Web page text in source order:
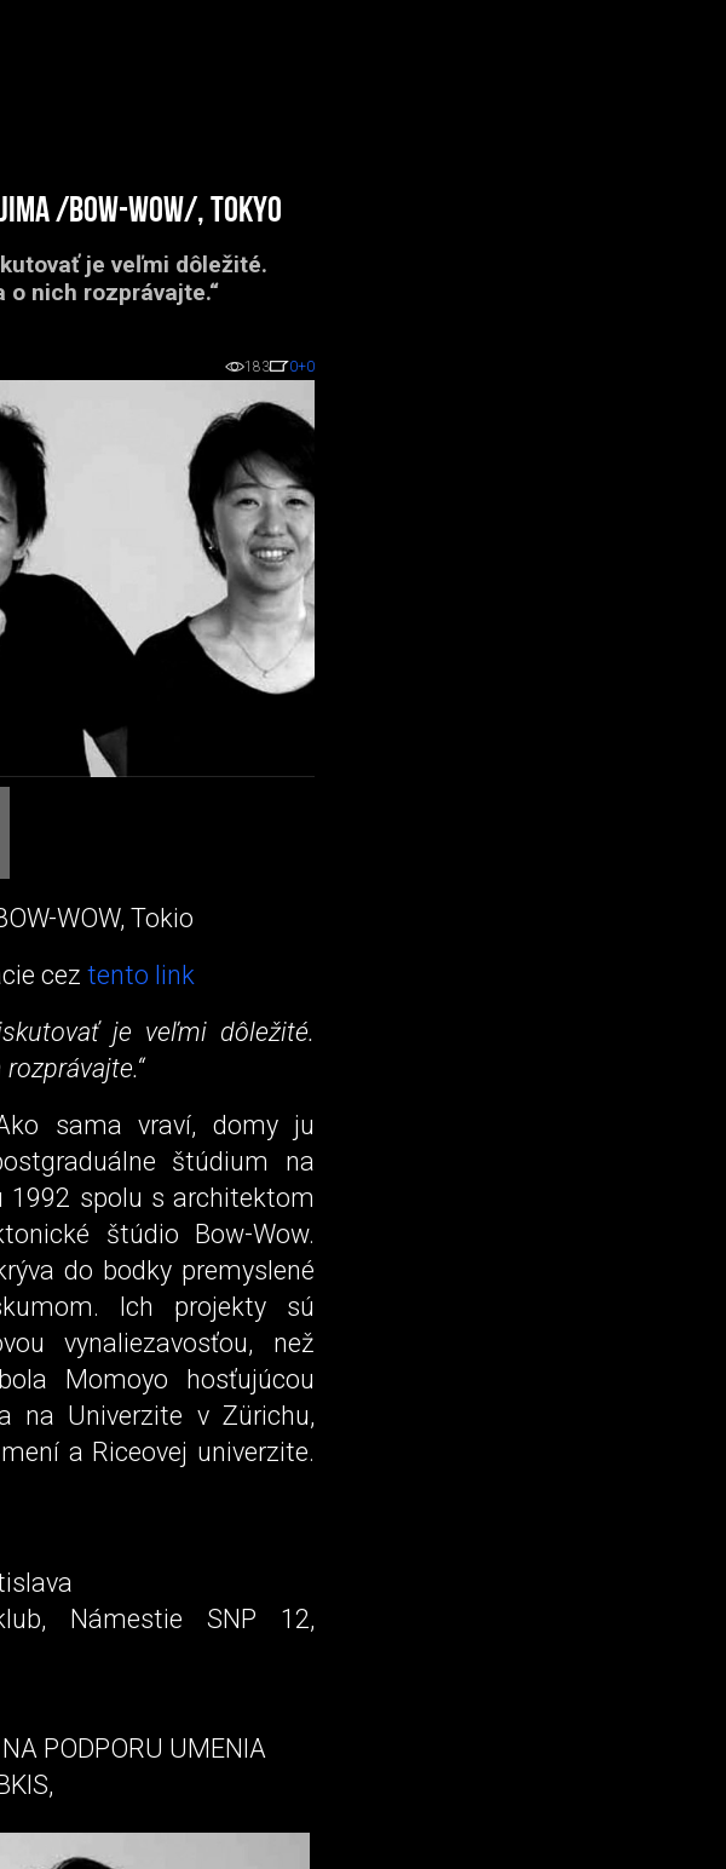
/Bow-Wow/, Tokyo
je veľmi dôležité.
o nich rozprávajte.“
183 0+0
WOW, Tokio
cez tento link
je veľmi dôležité.
sama vraví, domy ju
štúdium na
1992 spolu s architektom
štúdio Bow-Wow.
do bodky premyslené
Ich projekty sú
vynaliezavosťou, než
Momoyo hosťujúcou
na Univerzite v Zürichu,
a Riceovej univerzite.
Námestie SNP 12,
PODPORU UMENIA